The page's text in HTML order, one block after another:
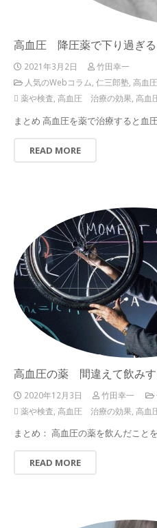
高血圧 降圧薬で下り過ぎ
2021年3月2日
竹田幸一
人気のWebコラム, 仁三郎塾, 高血
薬や検査, 高血圧 治療の効果, 高血
まとめ 高血圧を薬で治療すると血
READ MORE
高血圧の薬 間違えて飲み
2020年12月3日 竹田幸一
薬や検査 高血圧 治療の効果, 高血
まとめ： 高血圧の薬を飲んだこと
READ MORE